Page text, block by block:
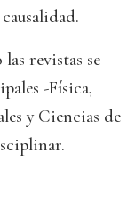
revistas se
-Física,
y Ciencias de